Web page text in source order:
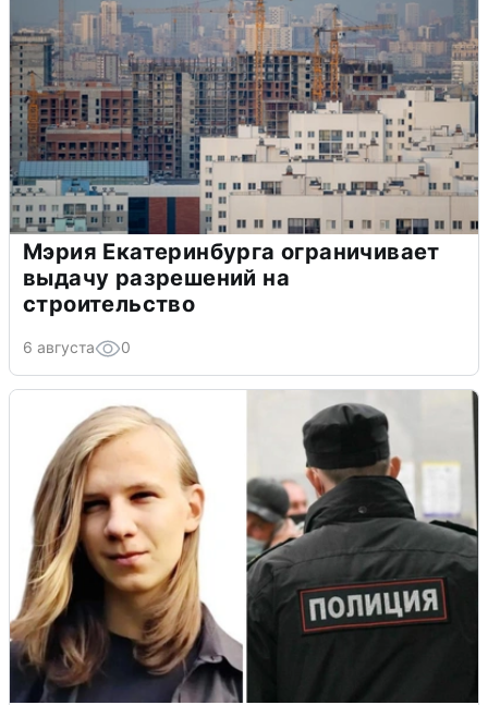
Мэрия Екатеринбурга ограничивает
выдачу разрешений на
строительство
6 августа 0